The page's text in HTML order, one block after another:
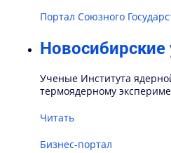
Портал Союзного
Ученые Института
термоядерному
Читать
Бизнес-портал